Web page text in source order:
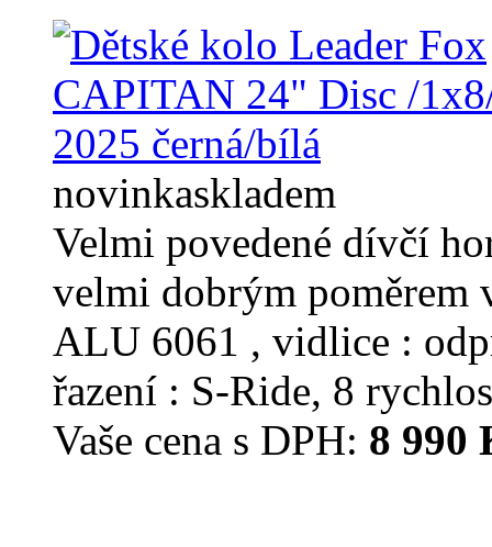
novinkaskladem
Velmi povedené dívčí
velmi dobrým poměrem
ALU 6061 , vidlice :
řazení : S-Ride, 8
Vaše cena s DPH: 8 990